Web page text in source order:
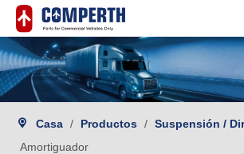
Casa / Productos / Suspensión /
Amortiguador